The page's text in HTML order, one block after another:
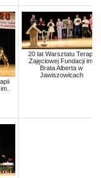
20 lat Warsztatu Terapii
Zajęciowej Fundacji im.
Brata Alberta w
Jawiszowicach